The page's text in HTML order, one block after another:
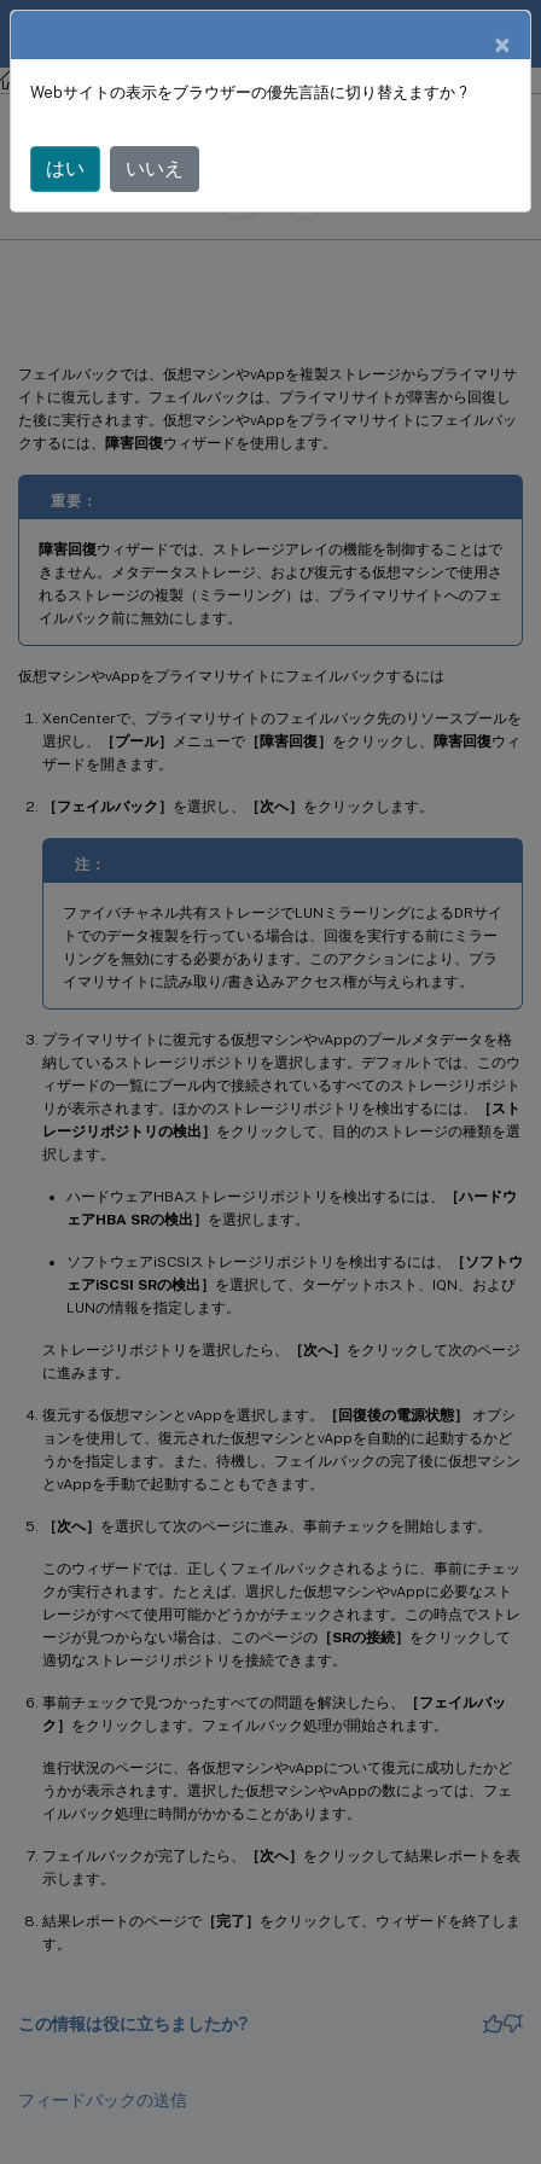
XenCenter XenCenter
フェイルバックでは、仮想マシンやvAppを複製ストレージからプライマリサ
イトに復元します。フェイルバックは、プライマリサイトが障害から回復し
た後に実行されます。仮想マシンやvAppをプライマリサイトにフェイルバッ
クするには、 障害回復ウィザードを使用します。
重要：
障害回復ウィザードでは、ストレージアレイの機能を制御することはで
きません。メタデータストレージ、および復元する仮想マシンで使用さ
れるストレージの複製（ミラーリング）は、プライマリサイトへのフェ
イルバック前に無効にします。
仮想マシンやvAppをプライマリサイトにフェイルバックするには
XenCenterで、プライマリサイトのフェイルバック先のリソースプールを
選択し、
［プール］ メニューで ［障害回復］ をクリックし、 障害回復ウィ
ザードを開きます。
［フェイルバック］ を選択し、 ［次へ］ をクリックします。
注：
ファイバチャネル共有ストレージでLUNミラーリングによるDRサイ
トでのデータ複製を行っている場合は、回復を実行する前にミラー
リングを無効にする必要があります。このアクションにより、プラ
イマリサイトに読み取り/書き込みアクセス権が与えられます。
プライマリサイトに復元する仮想マシンやvAppのプールメタデータを格
納しているストレージリポジトリを選択します。デフォルトでは、このウ
ィザードの一覧にプール内で接続されているすべてのストレージリポジト
リが表示されます。ほかのストレージリポジトリを検出するには、
［スト
レージリポジトリの検出］ をクリックして、目的のストレージの種類を選
択します。
ハードウェアHBAストレージリポジトリを検出するには、
［ハードウ
ェアHBA SRの検出］ を選択します。
ソフトウェアiSCSIストレージリポジトリを検出するには、
［ソフトウ
ェアiSCSI SRの検出］ を選択して、ターゲットホスト、IQN、および
LUNの情報を指定します。
ストレージリポジトリを選択したら、 ［次へ］ をクリックして次のページ
に進みます。
復元する仮想マシンとvAppを選択します。 ［回復後の電源状態］
オプシ
ョンを使用して、復元された仮想マシンとvAppを自動的に起動するかど
うかを指定します。また、待機し、フェイルバックの完了後に仮想マシン
とvAppを手動で起動することもできます。
［次へ］ を選択して次のページに進み、事前チェックを開始します。
このウィザードでは、正しくフェイルバックされるように、事前にチェッ
クが実行されます。たとえば、選択した仮想マシンやvAppに必要なスト
レージがすべて使用可能かどうかがチェックされます。この時点でストレ
ージが見つからない場合は、このページの ［SRの接続］ をクリックして
適切なストレージリポジトリを接続できます。
事前チェックで見つかったすべての問題を解決したら、
［フェイルバッ
ク］ をクリックします。フェイルバック処理が開始されます。
進行状況のページに、各仮想マシンやvAppについて復元に成功したかど
うかが表示されます。選択した仮想マシンやvAppの数によっては、フェ
イルバック処理に時間がかかることがあります。
フェイルバックが完了したら、 ［次へ］ をクリックして結果レポートを表
示します。
結果レポートのページで ［完了］ をクリックして、ウィザードを終了しま
す。
この情報は役に立ちましたか?
フィードバックの送信
フェイルバック
June 18, 2024
X
×
Webサイトの表示をブラウザーの優先言語に切り替えますか ?
はい いいえ